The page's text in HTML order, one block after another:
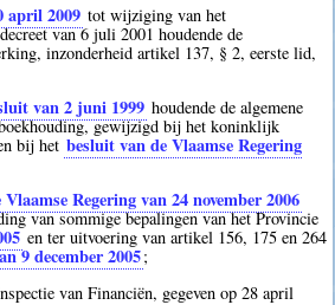
april 2009 tot wijziging van het
van 6 juli 2001 houdende de
inzonderheid artikel 137, § 2, eerste lid,
van 2 juni 1999 houdende de algemene
gewijzigd bij het koninklijk
bij het besluit van de Vlaamse Regering
Regering van 24 november 2006
van sommige bepalingen van het Provincie
en ter uitvoering van artikel 156, 175 en 264
9 december 2005;
van Financiën, gegeven op 28 april